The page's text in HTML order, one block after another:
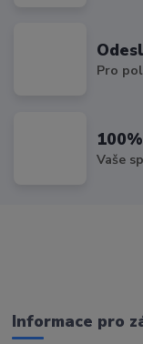
Pro
Vaše
Informace pro